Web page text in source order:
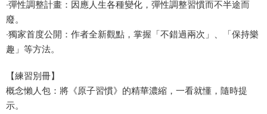
‧彈性調整計畫：因應人生各種變化，彈性調整習慣而不半途而
廢。
‧獨家首度公開：作者全新觀點，掌握「不錯過兩次」、「保持樂
趣」等方法。
【練習別冊】
概念懶人包：將《原子習慣》的精華濃縮，一看就懂，隨時提
示。